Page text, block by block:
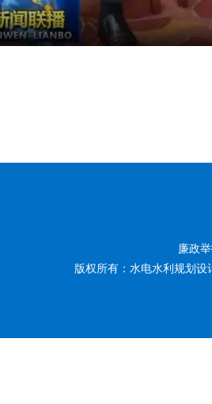
廉政
版权所有：水电水利规划